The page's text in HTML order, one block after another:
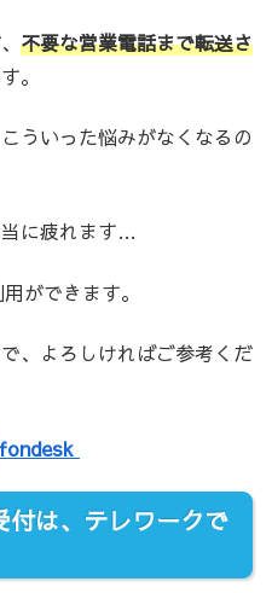
不要な営業電話まで転送さ
。
ういった悩みがなくなるの
に疲れます…
ができます。
、よろしければご参考くだ
は、テレワークで